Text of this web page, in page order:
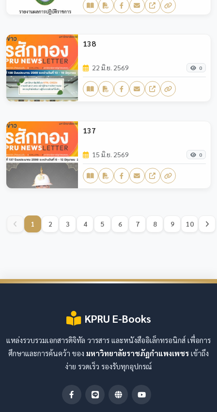
138
22 มิ.ย. 2569 0
137
15 มิ.ย. 2569 0
1 2 3 4 5 6 7 8 9 10
KPRU E-Books
แหล่งรวบรวมเอกสารดิจิทัล วารสาร และหนังสืออิเล็กทรอนิกส์ เพื่อการ
ศึกษาและการค้นคว้า ของ มหาวิทยาลัยราชภัฏกำแพงเพชร เข้าถึง
ง่าย รวดเร็ว รองรับทุกอุปกรณ์